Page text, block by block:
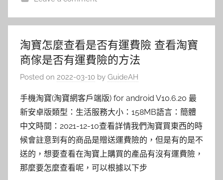
淘寶怎麼查看是否有運費險 查看淘寶
商傢是否有運費險的方法
Posted on 2022-03-10 by GuideAH
手機淘寶(淘寶網客戶端版) for android V10.6.20 最
新安卓版類型：生活服務大小：158MB語言：簡體
中文時間：2021-12-10查看詳情我們淘寶買東西的時
候會註意到有的商品是贈送運費險的，但是有的是不
送的，想要查看在淘寶上購買的產品有沒有運費險，
那麼要怎麼查看呢，可以根據以下步